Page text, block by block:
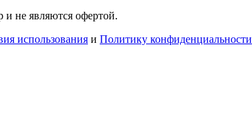
и не являются офертой.
использования и Политику конфиденциальности